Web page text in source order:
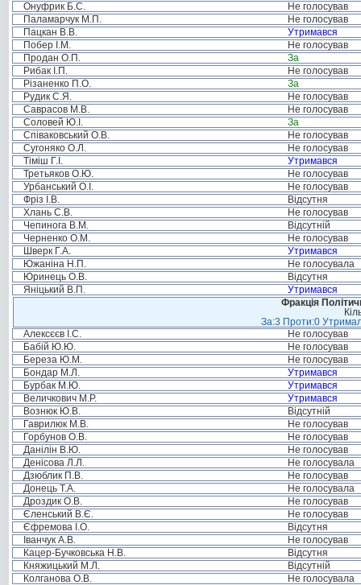
Онуфрик Б.С.
Не голосував
Паламарчук М.П.
Не голосував
Пацкан В.В.
Утримався
Побер І.М.
Не голосував
Продан О.П.
За
Рибак І.П.
Не голосував
Різаненко П.О.
За
Рудик С.Я.
Не голосував
Саврасов М.В.
Не голосував
Соловей Ю.І.
За
Співаковський О.В.
Не голосував
Сугоняко О.Л.
Не голосував
Тіміш Г.І.
Утримався
Третьяков О.Ю.
Не голосував
Урбанський О.І.
Не голосував
Фріз І.В.
Відсутня
Хлань С.В.
Не голосував
Чепинога В.М.
Відсутній
Черненко О.М.
Не голосував
Шверк Г.А.
Утримався
Южаніна Н.П.
Не голосувала
Юринець О.В.
Відсутня
Яніцький В.П.
Утримався
Фракція
За:3 Проти:0
Алексєєв І.С.
Не голосував
Бабій Ю.Ю.
Не голосував
Береза Ю.М.
Не голосував
Бондар М.Л.
Утримався
Бурбак М.Ю.
Утримався
Величкович М.Р.
Утримався
Вознюк Ю.В.
Відсутній
Гаврилюк М.В.
Не голосував
Горбунов О.В.
Не голосував
Данілін В.Ю.
Не голосував
Денісова Л.Л.
Не голосувала
Дзюблик П.В.
Не голосував
Донець Т.А.
Не голосувала
Дроздик О.В.
Не голосував
Єленський В.Є.
Не голосував
Єфремова І.О.
Відсутня
Іванчук А.В.
Не голосував
Кацер-Бучковська Н.В.
Відсутня
Княжицький М.Л.
Відсутній
Колганова О.В.
Не голосувала